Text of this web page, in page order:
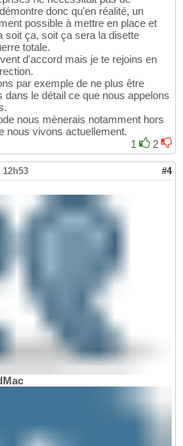
donc qu'en réalité, un
possible à mettre en place et
soit ça, soit ça sera la disette
totale.
d'accord mais je te rejoins en
par exemple de ne plus être
le détail ce que nous appelons
nous mènerais notamment hors
nous vivons actuellement.
1
2
12h53 #4